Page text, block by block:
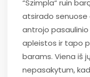
“Szimpla“ ruin
atsirado senuose
antrojo
apleistos ir tapo
barams. Viena iš
nepasakytum,